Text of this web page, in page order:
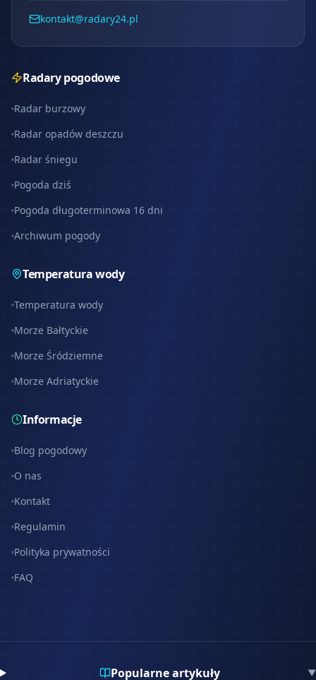
kontakt@radary24.pl
Radary pogodowe
Radar burzowy
Radar opadów deszczu
Radar śniegu
Pogoda dziś
Pogoda długoterminowa 16 dni
Archiwum pogody
Temperatura wody
Temperatura wody
Morze Bałtyckie
Morze Śródziemne
Morze Adriatyckie
Informacje
Blog pogodowy
O nas
Kontakt
Regulamin
Polityka prywatności
FAQ
Popularne artykuły ▼